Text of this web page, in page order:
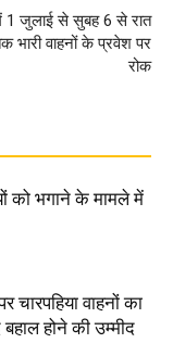
1 जुलाई से सुबह 6 से रात
भारी वाहनों के प्रवेश पर
रोक
को भगाने के मामले में
चारपहिया वाहनों का
होने की उम्मीद